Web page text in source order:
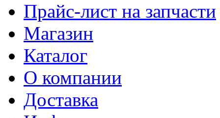
Прайс-лист на запчасти
Магазин
Каталог
О компании
Доставка